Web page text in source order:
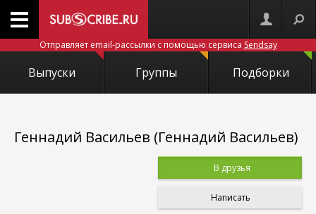
Отправляет email-рассылки с помощью сервиса Sendsay
Выпуски Группы Подборки
Геннадий Васильев (Геннадий Васильев)
В друзья
Написать